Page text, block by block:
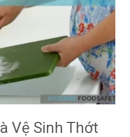
Vệ Sinh Thớt